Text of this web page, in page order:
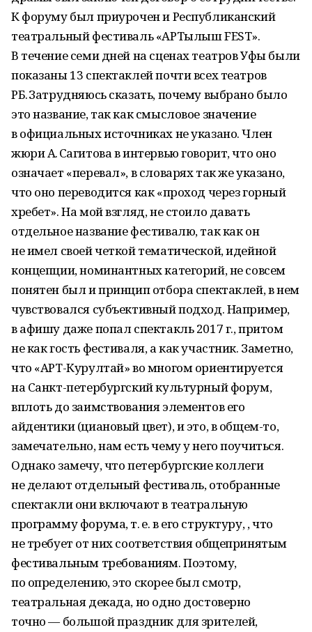
К форуму был приурочен и Республиканский
театральный фестиваль «АРТылыш FEST».
В течение семи дней на сценах театров Уфы были
показаны 13 спектаклей почти всех театров
РБ. Затрудняюсь сказать, почему выбрано было
это название, так как смысловое значение
в официальных источниках не указано. Член
жюри А. Сагитова в интервью говорит, что оно
означает «перевал», в словарях так же указано,
что оно переводится как «проход через горный
хребет». На мой взгляд, не стоило давать
отдельное название фестивалю, так как он
не имел своей четкой тематической, идейной
концепции, номинантных категорий, не совсем
понятен был и принцип отбора спектаклей, в нем
чувствовался субъективный подход. Например,
в афишу даже попал спектакль 2017 г., притом
не как гость фестиваля, а как участник. Заметно,
что «АРТ-Курултай» во многом ориентируется
на Санкт-петербургский культурный форум,
вплоть до заимствования элементов его
айдентики (циановый цвет), и это, в общем-то,
замечательно, нам есть чему у него поучиться.
Однако замечу, что петербургские коллеги
не делают отдельный фестиваль, отобранные
спектакли они включают в театральную
программу форума, т. е. в его структуру, , что
не требует от них соответствия общепринятым
фестивальным требованиям. Поэтому,
по определению, это скорее был смотр,
театральная декада, но одно достоверно
точно — большой праздник для зрителей,